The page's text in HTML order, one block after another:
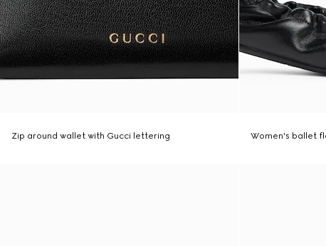
Zip around wallet with Gucci lettering Women's ballet